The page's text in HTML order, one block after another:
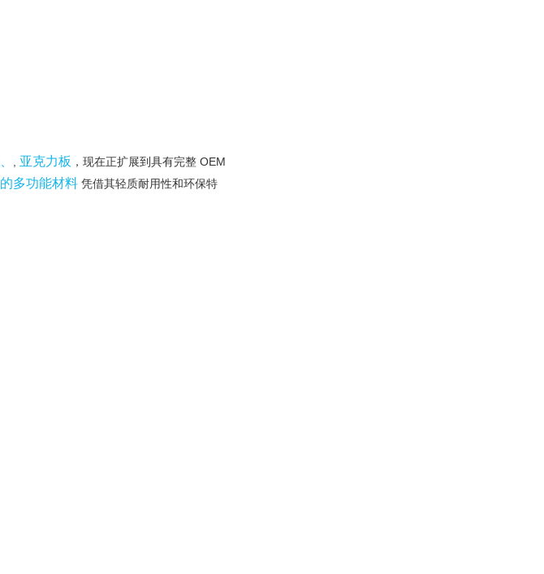
亚克力板 ，现在正扩展到具有完整 OEM
多功能材料 凭借其轻质耐用性和环保特